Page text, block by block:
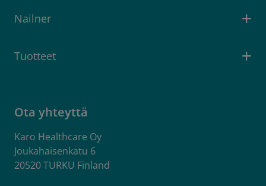
Nailner
Tuotteet
Ota yhteyttä
Karo Healthcare Oy
Joukahaisenkatu 6
20520 TURKU Finland